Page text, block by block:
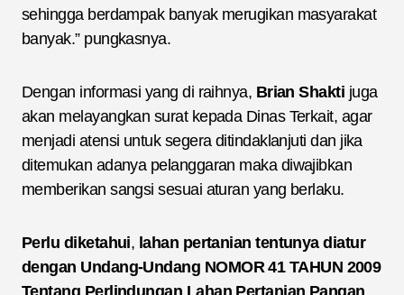
sehingga berdampak banyak merugikan masyarakat
banyak.” pungkasnya.
Dengan informasi yang di raihnya, Brian Shakti juga
akan melayangkan surat kepada Dinas Terkait, agar
menjadi atensi untuk segera ditindaklanjuti dan jika
ditemukan adanya pelanggaran maka diwajibkan
memberikan sangsi sesuai aturan yang berlaku.
Perlu diketahui, lahan pertanian tentunya diatur
dengan Undang-Undang NOMOR 41 TAHUN 2009
Tentang Perlindungan Lahan Pertanian Pangan